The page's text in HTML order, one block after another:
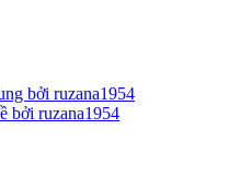
bởi ruzana1954
bởi ruzana1954